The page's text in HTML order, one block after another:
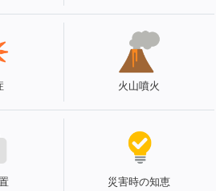
火山噴火
災害時の知恵